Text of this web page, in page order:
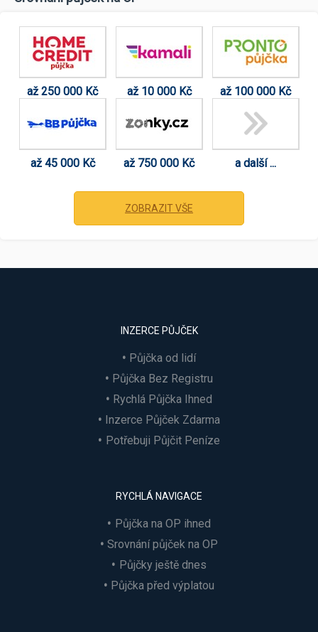
až 250 000 Kč až 10 000 Kč až 100 000 Kč
až 45 000 Kč až 750 000 Kč a další ...
ZOBRAZIT VŠE
INZERCE PŮJČEK
Půjčka od lidí
Půjčka Bez Registru
Rychlá Půjčka Ihned
Inzerce Půjček Zdarma
Potřebuji Půjčit Peníze
RYCHLÁ NAVIGACE
Půjčka na OP ihned
Srovnání půjček na OP
Půjčky ještě dnes
Půjčka před výplatou